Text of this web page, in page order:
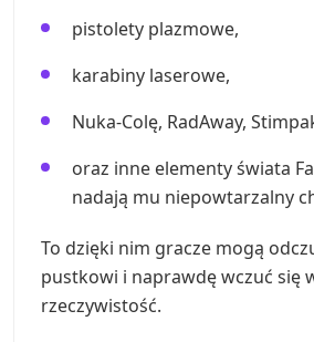
pistolety plazmowe,
karabiny laserowe,
Nuka-Colę, RadAway,
oraz inne elementy świata
nadają mu niepowtarzalny
To dzięki nim gracze mogą
pustkowi i naprawdę wczuć się
rzeczywistość.